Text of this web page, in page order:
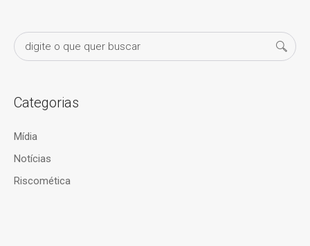
Categorias
Mídia
Notícias
Riscomética